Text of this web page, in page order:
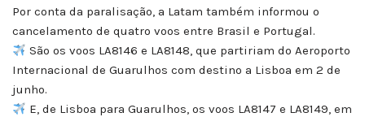
Por conta da paralisação, a Latam também informou o
cancelamento de quatro voos entre Brasil e Portugal.
São os voos LA8146 e LA8148, que partiriam do Aeroporto
Internacional de Guarulhos com destino a Lisboa em 2 de
junho.
E, de Lisboa para Guarulhos, os voos LA8147 e LA8149, em